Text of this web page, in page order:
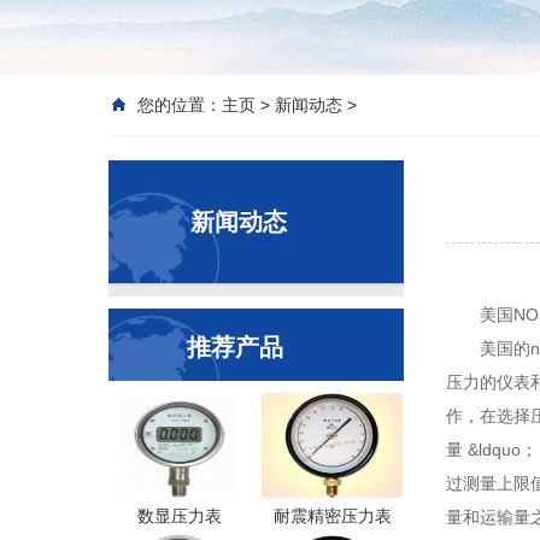
您的位置： 主页 > 新闻动态 >
新闻动态
推荐产品
数显压力表 耐震精密压力表
美国
美国的
压力的仪表
作，在选择
量 &ldquo
过测量上限
量和运输量